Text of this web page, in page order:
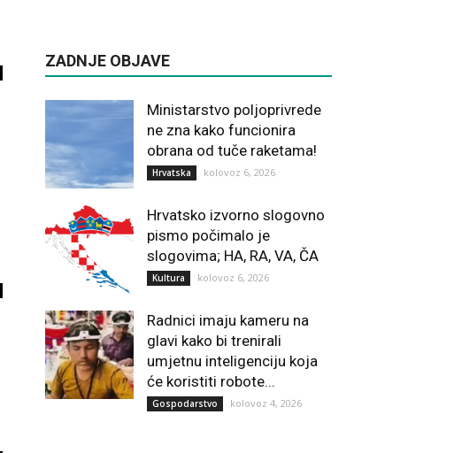
ZADNJE OBJAVE
Ministarstvo poljoprivrede
ne zna kako funcionira
obrana od tuče raketama!
Hrvatska kolovoz 6, 2026
Hrvatsko izvorno slogovno
pismo počimalo je
slogovima; HA, RA, VA, ČA
Kultura kolovoz 6, 2026
Radnici imaju kameru na
glavi kako bi trenirali
umjetnu inteligenciju koja
će koristiti robote...
Gospodarstvo kolovoz 4, 2026